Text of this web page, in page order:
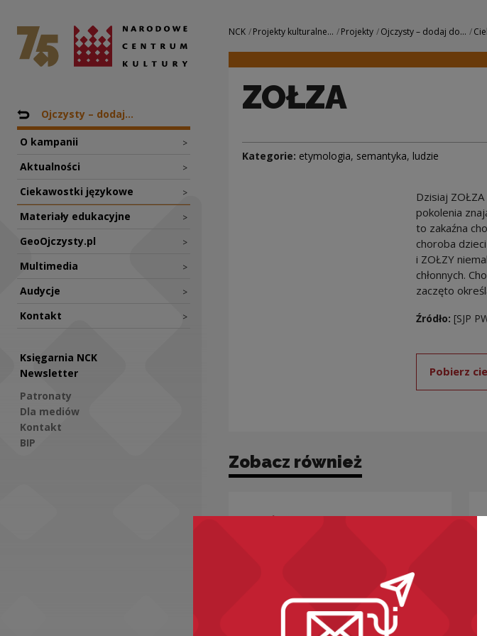
ZOŁZA | Narodowe Centrum
Narodowe Centrum Kultury
Nawigacja
Powrót do: Projekty
Ojczysty – dodaj...
O kampanii >
Aktualności >
Ciekawostki językowe >
Materiały edukacyjne >
GeoOjczysty.pl >
Multimedia >
Audycje >
Kontakt >
Księgarnia NCK
Newsletter
Patronaty
Dla mediów
Kontakt
BIP
Nawigacja
NCK Projekty kulturalne... Projekty Ojczysty – dodaj do...
ZOŁZA
Kategorie: etymologia, semantyka, ludzie
Dzisiaj
pokolenia
to zakaźna
choroba
i ZOŁZY
chłonnych.
zaczęto
Źródło: [SJP
Pobierz
Zobacz również